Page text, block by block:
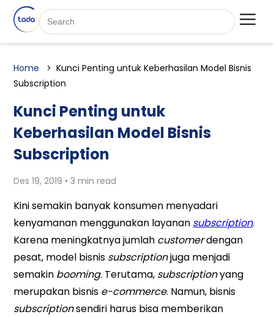
Home
Kunci Penting untuk Keberhasilan Model Bisnis
Subscription
Kunci Penting untuk
Keberhasilan Model Bisnis
Subscription
Des 19, 2019 • 3 min read
Kini semakin banyak konsumen menyadari
kenyamanan menggunakan layanan subscription.
Karena meningkatnya jumlah customerdengan
pesat, model bisnis subscriptionjuga menjadi
semakin booming. Terutama, subscriptionyang
merupakan bisnis e-commerce. Namun, bisnis
subscriptionsendiri harus bisa memberikan